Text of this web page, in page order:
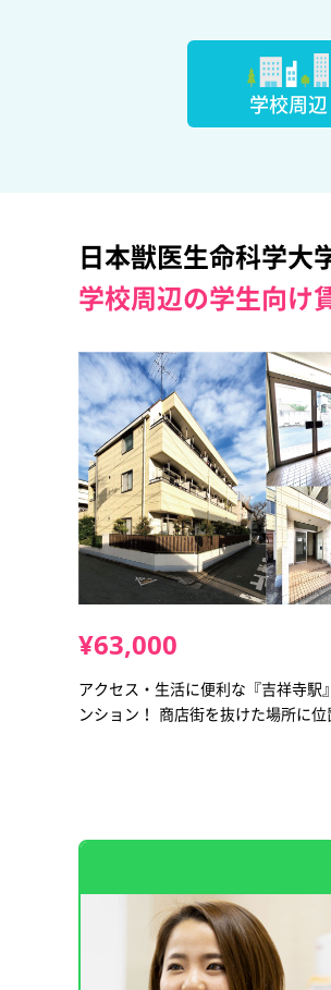
学校周辺
日本獣医生命科学大
学校周辺の学生向け
¥63,000
アクセス・生活に便利な『吉祥寺駅
ンション！ 商店街を抜けた場所に